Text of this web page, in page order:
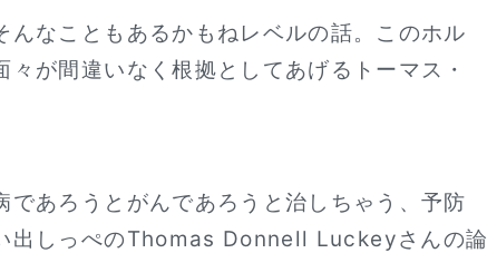
なこともあるかもねレベルの話。このホル
が間違いなく根拠としてあげるトーマス・
あろうとがんであろうと治しちゃう、予防
出しっぺのThomas Donnell Luckeyさんの論